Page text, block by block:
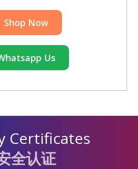
Shop Now
Us
Certificates
全认证